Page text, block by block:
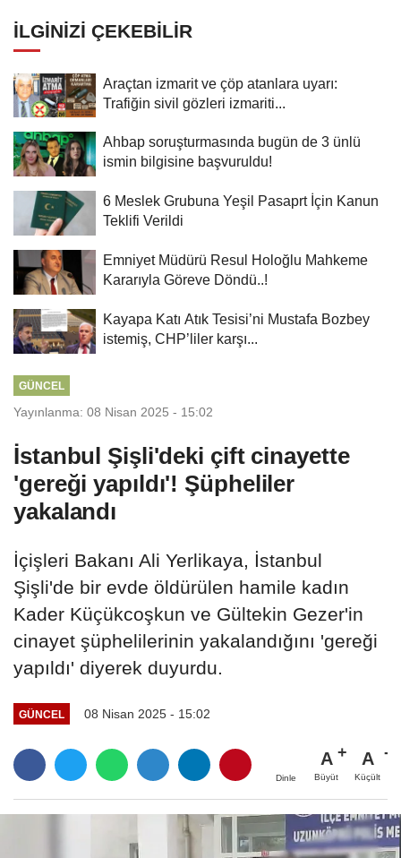
İLGINIZI ÇEKEBILIR
Araçtan izmarit ve çöp atanlara uyarı:
Trafiğin sivil gözleri izmariti...
Ahbap soruşturmasında bugün de 3 ünlü
ismin bilgisine başvuruldu!
6 Meslek Grubuna Yeşil Pasaprt İçin Kanun
Teklifi Verildi
Emniyet Müdürü Resul Holoğlu Mahkeme
Kararıyla Göreve Döndü..!
Kayapa Katı Atık Tesisi’ni Mustafa Bozbey
istemiş, CHP’liler karşı...
GÜNCEL
Yayınlanma: 08 Nisan 2025 - 15:02
İstanbul Şişli'deki çift cinayette
'gereği yapıldı'! Şüpheliler
yakalandı
İçişleri Bakanı Ali Yerlikaya, İstanbul
Şişli'de bir evde öldürülen hamile kadın
Kader Küçükcoşkun ve Gültekin Gezer'in
cinayet şüphelilerinin yakalandığını 'gereği
yapıldı' diyerek duyurdu.
GÜNCEL 08 Nisan 2025 - 15:02
Dinle
A
Büyüt
A
Küçült